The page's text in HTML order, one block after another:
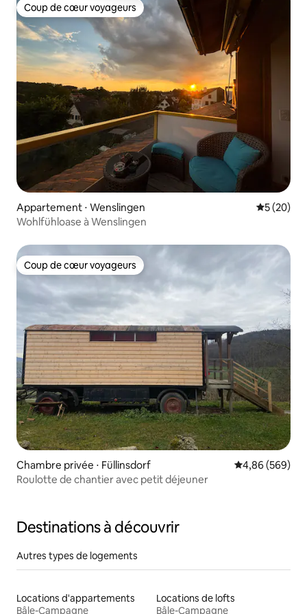
Coup de cœur voyageurs
Coup de cœur voyageurs
Appartement ⋅ Wenslingen
5 (20)
Wohlfühloase à Wenslingen
Coup de cœur voyageurs
Coup de cœur voyageurs
Chambre privée ⋅ Füllinsdorf Évaluation
4,86 (569)
Roulotte de chantier avec petit déjeuner
Destinations à découvrir
Autres types de logements
Locations d'appartements
Bâle-Campagne
Locations de lofts
Bâle-Campagne